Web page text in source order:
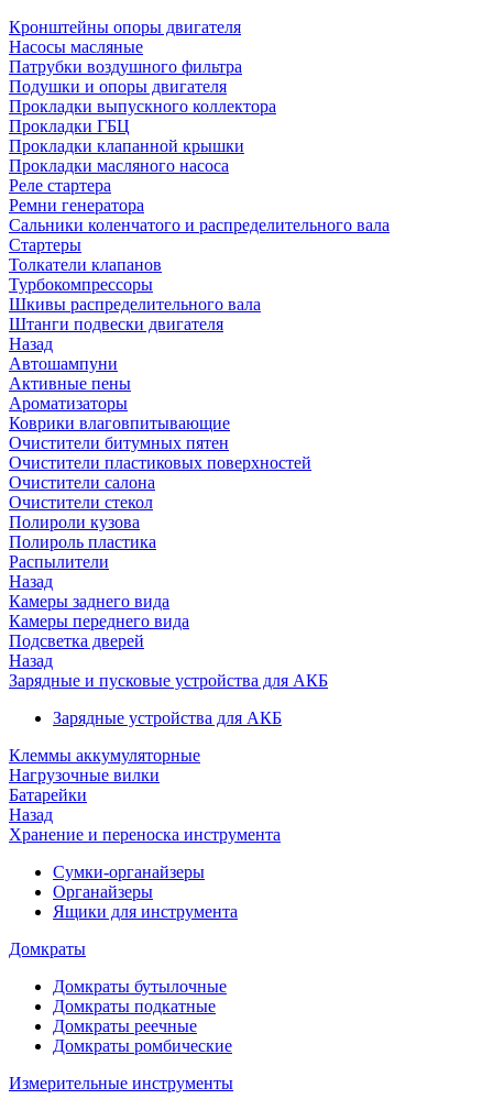
Кронштейны опоры двигателя
Насосы масляные
Патрубки воздушного фильтра
Подушки и опоры двигателя
Прокладки выпускного коллектора
Прокладки ГБЦ
Прокладки клапанной крышки
Прокладки масляного насоса
Реле стартера
Ремни генератора
Сальники коленчатого и распределительного вала
Стартеры
Толкатели клапанов
Турбокомпрессоры
Шкивы распределительного вала
Штанги подвески двигателя
Назад
Автошампуни
Активные пены
Ароматизаторы
Коврики влаговпитывающие
Очистители битумных пятен
Очистители пластиковых поверхностей
Очистители салона
Очистители стекол
Полироли кузова
Полироль пластика
Распылители
Назад
Камеры заднего вида
Камеры переднего вида
Подсветка дверей
Назад
Зарядные и пусковые устройства для АКБ
Зарядные устройства для АКБ
Клеммы аккумуляторные
Нагрузочные вилки
Батарейки
Назад
Хранение и переноска инструмента
Сумки-органайзеры
Органайзеры
Ящики для инструмента
Домкраты
Домкраты бутылочные
Домкраты подкатные
Домкраты реечные
Домкраты ромбические
Измерительные инструменты